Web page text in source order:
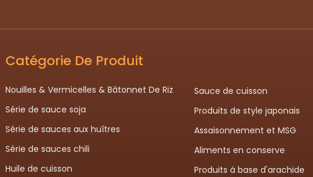
Catégorie De Produit
Nouilles & Vermicelles & Bâtonnet De Riz
Série de sauce soja
Série de sauces aux huîtres
Série de sauces chili
Huile de cuisson
Sauce de cuisson
Produits de style japonais
Assaisonnement et MSG
Aliments en conserve
Produits à base d'arachide